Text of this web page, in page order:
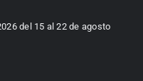
del 15 al 22 de agosto